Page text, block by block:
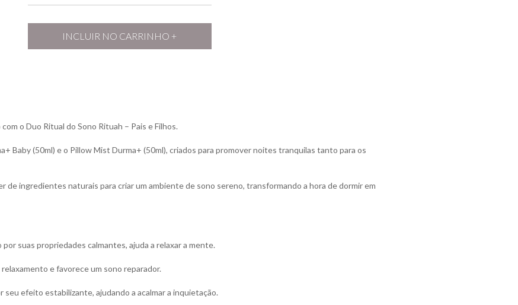
o Duo Ritual do Sono Rituah – Pais e Filhos.
Baby (50ml) e o Pillow Mist Durma+ (50ml), criados para promover noites tranquilas tanto para os
de ingredientes naturais para criar um ambiente de sono sereno, transformando a hora de dormir em
suas propriedades calmantes, ajuda a relaxar a mente.
e favorece um sono reparador.
efeito estabilizante, ajudando a acalmar a inquietação.